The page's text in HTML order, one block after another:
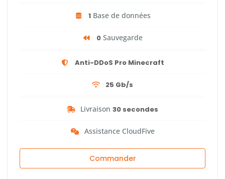
1Base de données
0Sauvegarde
Anti-DDoS Pro Minecraft
25 Gb/s
Livraison 30 secondes
Assistance CloudFive
Commander